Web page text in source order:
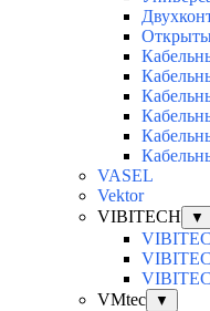
VASEL
Vektor
VIBITECH
▼
VMtec
▼